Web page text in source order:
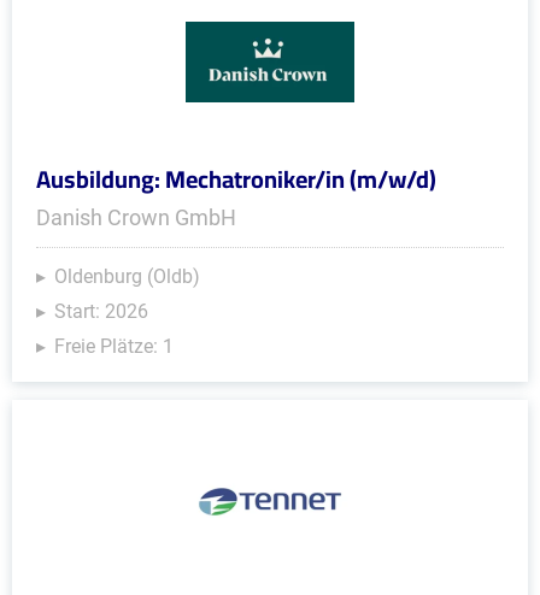
Ausbildung: Mechatroniker/in (m/w/d)
Danish Crown GmbH
Oldenburg (Oldb)
Start: 2026
Freie Plätze: 1